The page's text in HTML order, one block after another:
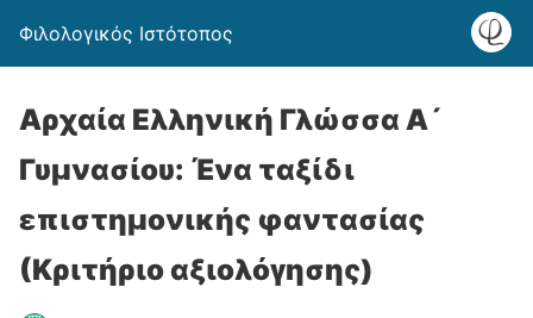
Φιλολογικός Ιστότοπος
Αρχαία Ελληνική Γλώσσα Α´
Γυμνασίου: Ένα ταξίδι
επιστημονικής φαντασίας
(Κριτήριο αξιολόγησης)